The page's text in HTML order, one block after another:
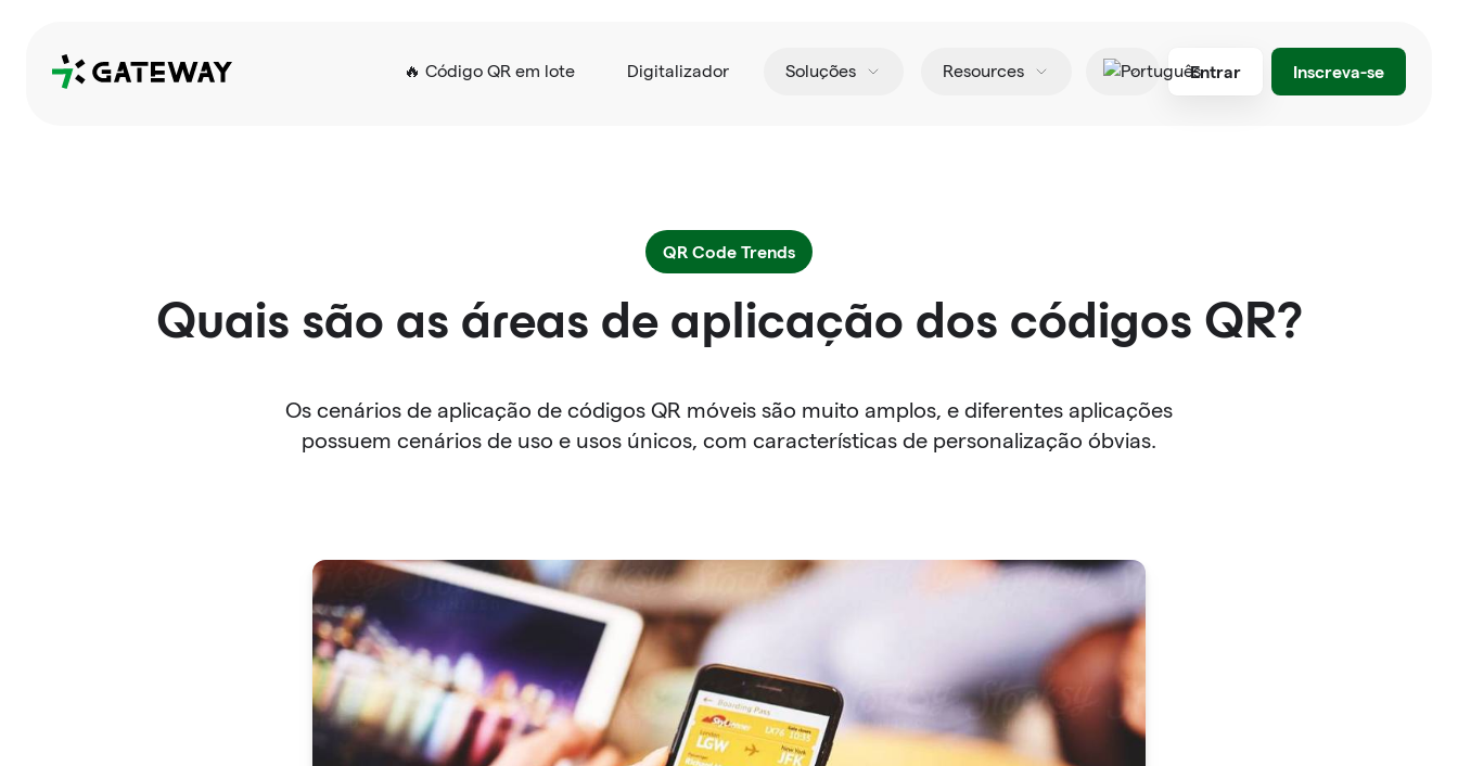
QRGateway 🔥 Código QR em lote Digitalizador Soluções Resources
Português
Entrar Inscreva-se
QR Code Trends
Quais são as áreas de aplicação dos códigos QR?
Os cenários de aplicação de códigos QR móveis são muito amplos, e diferentes aplicações
possuem cenários de uso e usos únicos, com características de personalização óbvias.